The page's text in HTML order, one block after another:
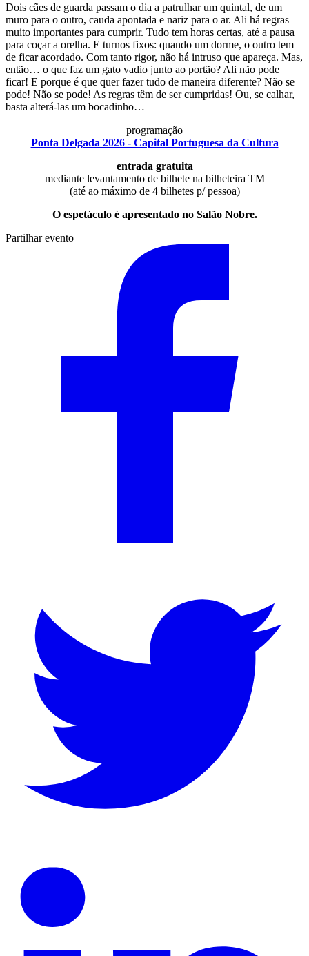
Dois cães de guarda passam o dia a patrulhar um quintal, de um
muro para o outro, cauda apontada e nariz para o ar. Ali há regras
muito importantes para cumprir. Tudo tem horas certas, até a pausa
para coçar a orelha. E turnos fixos: quando um dorme, o outro tem
de ficar acordado. Com tanto rigor, não há intruso que apareça. Mas,
então… o que faz um gato vadio junto ao portão? Ali não pode
ficar! E porque é que quer fazer tudo de maneira diferente? Não se
pode! Não se pode! As regras têm de ser cumpridas! Ou, se calhar,
basta alterá-las um bocadinho…
programação
Ponta Delgada 2026 - Capital Portuguesa da Cultura
entrada gratuita
mediante levantamento de bilhete na bilheteira TM
(até ao máximo de 4 bilhetes p/ pessoa)
O espetáculo é apresentado no Salão Nobre.
Partilhar evento